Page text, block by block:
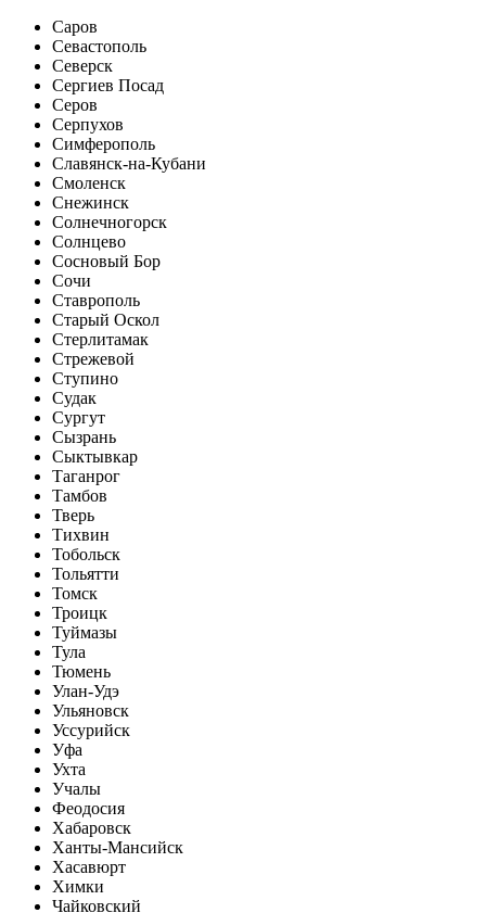
Саров
Севастополь
Северск
Сергиев Посад
Серов
Серпухов
Симферополь
Славянск-на-Кубани
Смоленск
Снежинск
Солнечногорск
Солнцево
Сосновый Бор
Сочи
Ставрополь
Старый Оскол
Стерлитамак
Стрежевой
Ступино
Судак
Сургут
Сызрань
Сыктывкар
Таганрог
Тамбов
Тверь
Тихвин
Тобольск
Тольятти
Томск
Троицк
Туймазы
Тула
Тюмень
Улан-Удэ
Ульяновск
Уссурийск
Уфа
Ухта
Учалы
Феодосия
Хабаровск
Ханты-Мансийск
Хасавюрт
Химки
Чайковский